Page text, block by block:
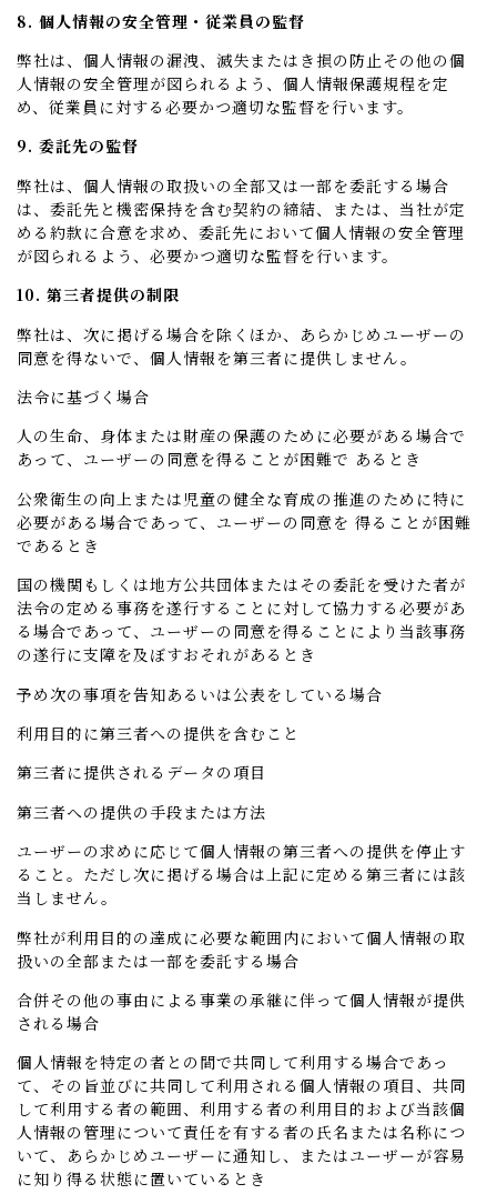
8. 個人情報の安全管理・従業員の監督
弊社は、個人情報の漏洩、滅失またはき損の防止その他の個
人情報の安全管理が図られるよう、個人情報保護規程を定
め、従業員に対する必要かつ適切な監督を行います。
9. 委託先の監督
弊社は、個人情報の取扱いの全部又は一部を委託する場合
は、委託先と機密保持を含む契約の締結、または、当社が定
める約款に合意を求め、委託先において個人情報の安全管理
が図られるよう、必要かつ適切な監督を行います。
10. 第三者提供の制限
弊社は、次に掲げる場合を除くほか、あらかじめユーザーの
同意を得ないで、個人情報を第三者に提供しません。
法令に基づく場合
人の生命、身体または財産の保護のために必要がある場合で
あって、ユーザーの同意を得ることが困難で あるとき
公衆衛生の向上または児童の健全な育成の推進のために特に
必要がある場合であって、ユーザーの同意を 得ることが困難
であるとき
国の機関もしくは地方公共団体またはその委託を受けた者が
法令の定める事務を遂行することに対して協力する必要があ
る場合であって、ユーザーの同意を得ることにより当該事務
の遂行に支障を及ぼすおそれがあるとき
予め次の事項を告知あるいは公表をしている場合
利用目的に第三者への提供を含むこと
第三者に提供されるデータの項目
第三者への提供の手段または方法
ユーザーの求めに応じて個人情報の第三者への提供を停止す
ること。ただし次に掲げる場合は上記に定める第三者には該
当しません。
弊社が利用目的の達成に必要な範囲内において個人情報の取
扱いの全部または一部を委託する場合
合併その他の事由による事業の承継に伴って個人情報が提供
される場合
個人情報を特定の者との間で共同して利用する場合であっ
て、その旨並びに共同して利用される個人情報の項目、共同
して利用する者の範囲、利用する者の利用目的および当該個
人情報の管理について責任を有する者の氏名または名称につ
いて、あらかじめユーザーに通知し、またはユーザーが容易
に知り得る状態に置いているとき